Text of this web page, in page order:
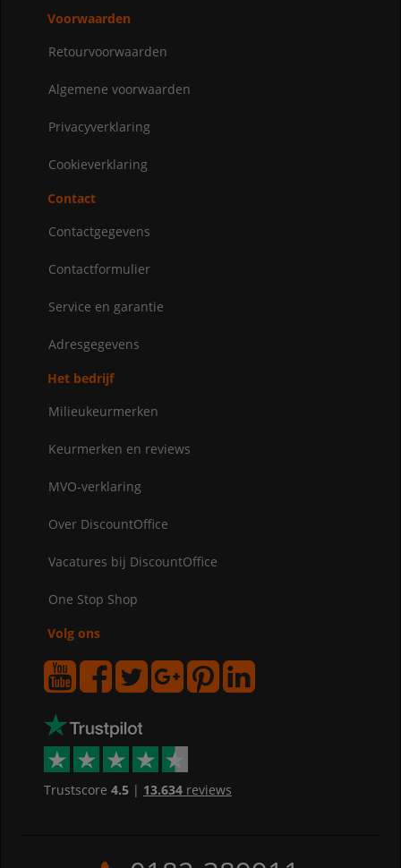
Voorwaarden
Retourvoorwaarden
Algemene voorwaarden
Privacyverklaring
Cookieverklaring
Contact
Contactgegevens
Contactformulier
Service en garantie
Adresgegevens
Het bedrijf
Milieukeurmerken
Keurmerken en reviews
MVO-verklaring
Over DiscountOffice
Vacatures bij DiscountOffice
One Stop Shop
Volg ons
Trustscore 4.5| 13.634reviews